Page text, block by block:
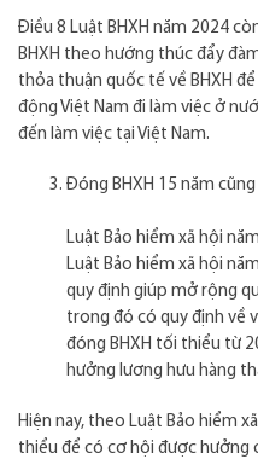
Điều 8 Luật BHXH năm 2024
BHXH theo hướng thúc đẩy
thỏa thuận quốc tế về BHXH
động Việt Nam đi làm việc ở
đến làm việc tại Việt Nam.
Đóng BHXH 15 năm
Luật Bảo hiểm xã hội
Luật Bảo hiểm xã hội
quy định giúp mở rộng
trong đó có quy định về
đóng BHXH tối thiểu từ
hưởng lương hưu hàng
Hiện nay, theo Luật Bảo hiểm
thiểu để có cơ hội được hưởng